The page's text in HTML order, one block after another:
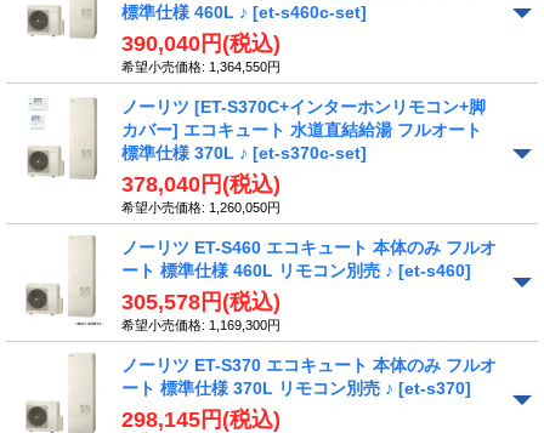
標準仕様 460L ♪ [et-s460c-set]
390,040円 (税込)
希望小売価格: 1,364,550円
ノーリツ [ET-S370C+インターホンリモコン+脚
カバー] エコキュート 水道直結給湯 フルオート
標準仕様 370L ♪ [et-s370c-set]
378,040円 (税込)
希望小売価格: 1,260,050円
ノーリツ ET-S460 エコキュート 本体のみ フルオ
ート 標準仕様 460L リモコン別売 ♪ [et-s460]
305,578円 (税込)
希望小売価格: 1,169,300円
ノーリツ ET-S370 エコキュート 本体のみ フルオ
ート 標準仕様 370L リモコン別売 ♪ [et-s370]
298,145円 (税込)